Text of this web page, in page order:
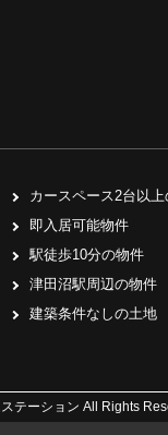
カースペース2台以
即入居可能物件
駅徒歩10分の物件
津田沼駅周辺の物件
建築条件なしの土地
テーション All Rights